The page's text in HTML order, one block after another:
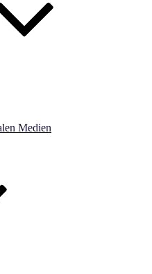
Medien